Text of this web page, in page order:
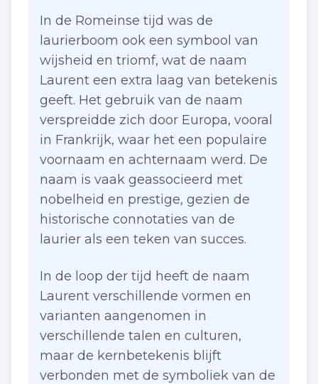
In de Romeinse tijd was de
laurierboom ook een symbool van
wijsheid en triomf, wat de naam
Laurent een extra laag van betekenis
geeft. Het gebruik van de naam
verspreidde zich door Europa, vooral
in Frankrijk, waar het een populaire
voornaam en achternaam werd. De
naam is vaak geassocieerd met
nobelheid en prestige, gezien de
historische connotaties van de
laurier als een teken van succes.
In de loop der tijd heeft de naam
Laurent verschillende vormen en
varianten aangenomen in
verschillende talen en culturen,
maar de kernbetekenis blijft
verbonden met de symboliek van de